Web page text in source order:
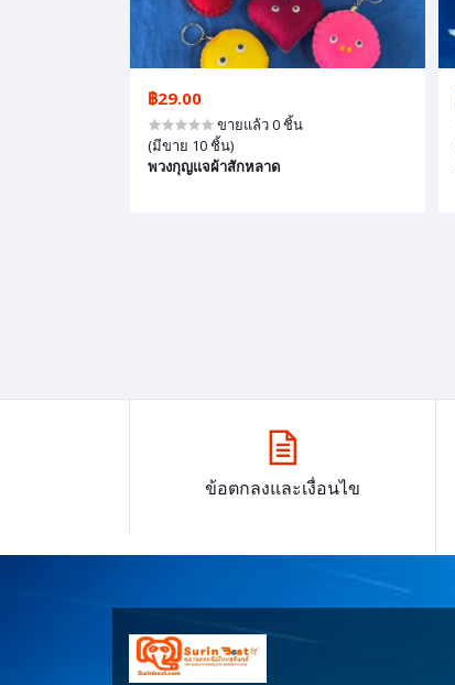
฿29.00
ขายแล้ว 0 ชิ้น
(มีขาย 10 ชิ้น)
พวงกุญแจผ้าสักหลาด
ข้อตกลงและเงื่อนไข